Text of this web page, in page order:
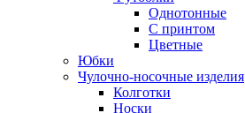
Однотонные
С принтом
Цветные
Юбки
Чулочно-носочные изделия
Колготки
Носки